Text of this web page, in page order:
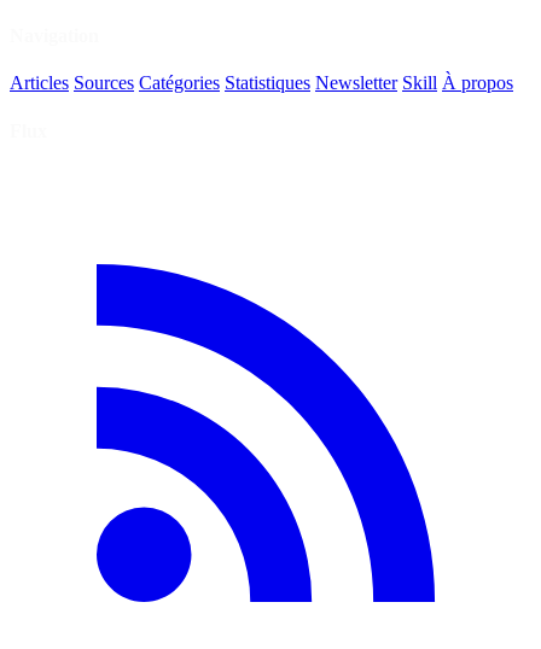
Articles Sources Catégories Statistiques Newsletter Skill À propos